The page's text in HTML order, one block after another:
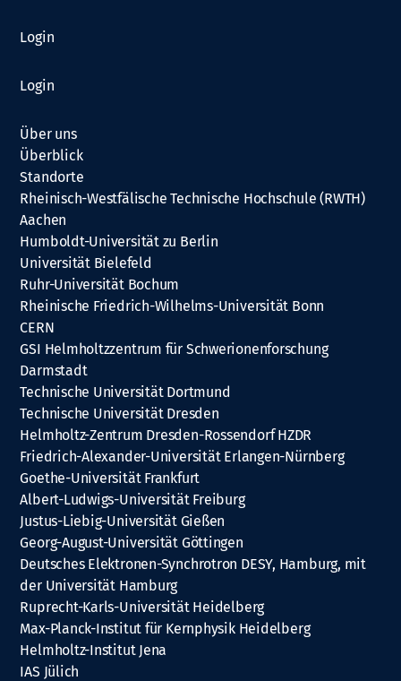
Login
Login
Über uns
Überblick
Standorte
Rheinisch-Westfälische Technische Hochschule (RWTH)
Aachen
Humboldt-Universität zu Berlin
Universität Bielefeld
Ruhr-Universität Bochum
Rheinische Friedrich-Wilhelms-Universität Bonn
CERN
GSI Helmholtzzentrum für Schwerionenforschung
Darmstadt
Technische Universität Dortmund
Technische Universität Dresden
Helmholtz-Zentrum Dresden-Rossendorf HZDR
Friedrich-Alexander-Universität Erlangen-Nürnberg
Goethe-Universität Frankfurt
Albert-Ludwigs-Universität Freiburg
Justus-Liebig-Universität Gießen
Georg-August-Universität Göttingen
Deutsches Elektronen-Synchrotron DESY, Hamburg, mit
der Universität Hamburg
Ruprecht-Karls-Universität Heidelberg
Max-Planck-Institut für Kernphysik Heidelberg
Helmholtz-Institut Jena
IAS Jülich